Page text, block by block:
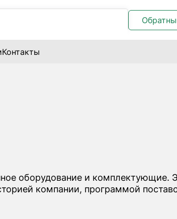
Контакты
оборудование и комплектующие.
компании, программой